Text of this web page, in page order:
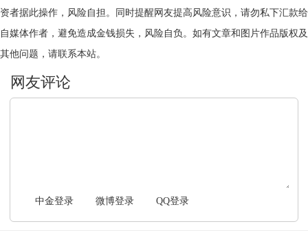
资者据此操作，风险自担。同时提醒网友提高风险意识，请勿私下汇款给
自媒体作者，避免造成金钱损失，风险自负。如有文章和图片作品版权及
其他问题，请联系本站。
中金登录 微博登录 QQ登录